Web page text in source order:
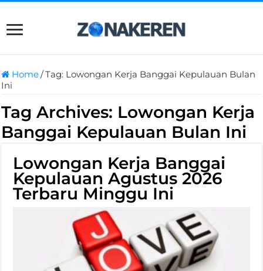
Home/Tag: Lowongan Kerja Banggai Kepulauan Bulan
Ini
Tag Archives: Lowongan Kerja
Banggai Kepulauan Bulan Ini
Lowongan Kerja Banggai
Kepulauan Agustus 2026
Terbaru Minggu Ini